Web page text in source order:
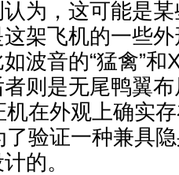
为，这可能是
这架飞机的一些
波音的“猛禽”
则是无尾鸭翼
在外观上确实
验证一种兼具
的。